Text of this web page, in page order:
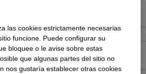
las cookies estrictamente necesarias
funcione. Puede configurar su
bloquee o le avise sobre estas
que algunas partes del sitio no
nos gustaría establecer otras cookies